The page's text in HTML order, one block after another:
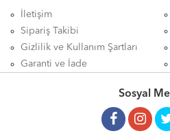
İletişim
Sipariş Takibi
Gizlilik ve Kullanım Şartları
Garanti ve İade
Sosyal